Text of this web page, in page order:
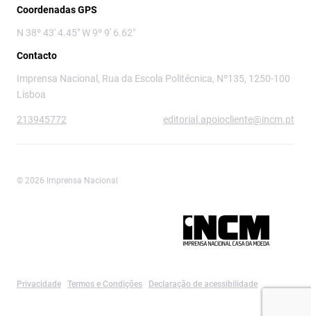
Coordenadas GPS
N 38º 43' 4.45" W 9º 9' 6.62"
Contacto
Imprensa Nacional, Rua da Escola Politécnica, Nº135, 1250-100
Lisboa
213945772 editorial.apoiocliente@incm.pt
© 2026 Imprensa Nacional
Privacidade Termos e Condições Declaração de acessibilidade